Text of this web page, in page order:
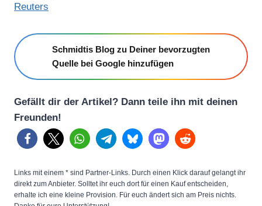
Reuters
Schmidtis Blog zu Deiner bevorzugten
Quelle bei Google hinzufügen
Gefällt dir der Artikel? Dann teile ihn mit deinen
Freunden!
Links mit einem * sind Partner-Links. Durch einen Klick darauf gelangt ihr
direkt zum Anbieter. Solltet ihr euch dort für einen Kauf entscheiden,
erhalte ich eine kleine Provision. Für euch ändert sich am Preis nichts.